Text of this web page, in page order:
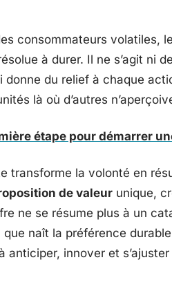
consommateurs volatiles, le
à durer. Il ne s’agit ni
donne du relief à chaque
là où d’autres
étape pour démarrer
transforme la volonté en
de valeur unique,
ne se résume plus à un
naît la préférence
anticiper, innover et